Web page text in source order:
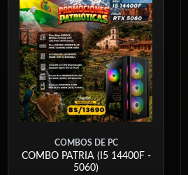
COMBOS DE PC
COMBO PATRIA (I5 14400F -
5060)